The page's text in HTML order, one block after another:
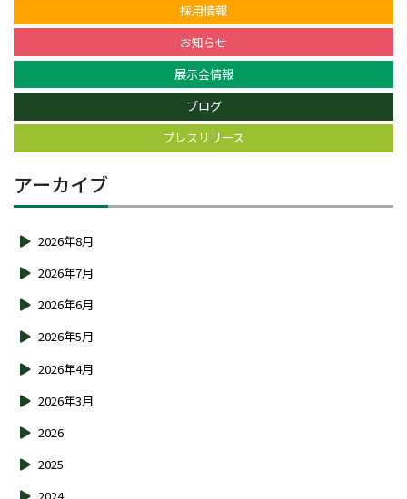
採用情報
お知らせ
展示会情報
ブログ
プレスリリース
アーカイブ
2026年8月
2026年7月
2026年6月
2026年5月
2026年4月
2026年3月
2026
2025